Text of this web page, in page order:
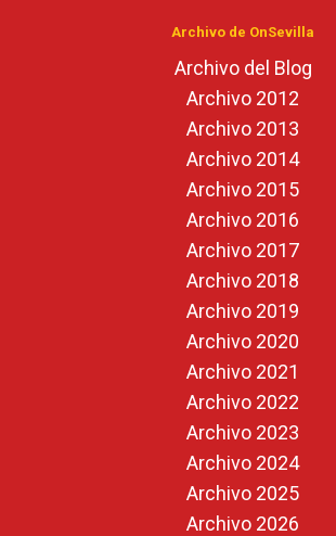
Archivo de OnSevilla
Archivo del Blog
Archivo 2012
Archivo 2013
Archivo 2014
Archivo 2015
Archivo 2016
Archivo 2017
Archivo 2018
Archivo 2019
Archivo 2020
Archivo 2021
Archivo 2022
Archivo 2023
Archivo 2024
Archivo 2025
Archivo 2026